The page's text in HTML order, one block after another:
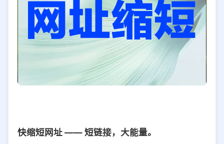
快缩短网址 —— 短链接，大能量。